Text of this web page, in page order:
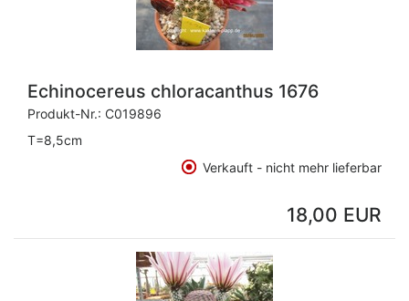
Echinocereus chloracanthus 1676
Produkt-Nr.: C019896
T=8,5cm
Verkauft - nicht mehr lieferbar
18,00 EUR